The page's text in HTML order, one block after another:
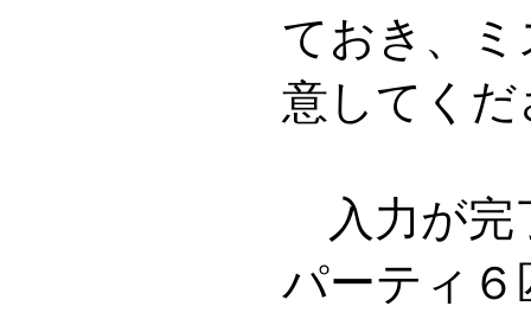
ておき、
意してくだ
入力が完
パーティ